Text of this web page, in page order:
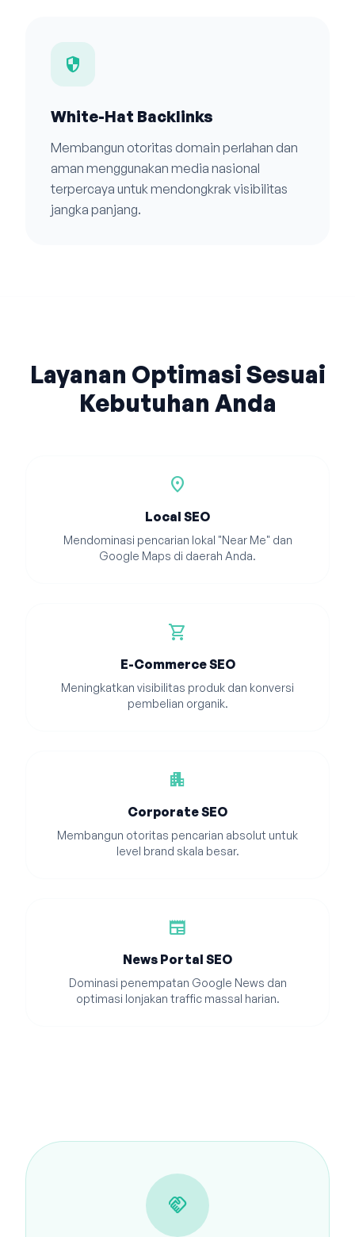
security
White-Hat Backlinks
Membangun otoritas domain perlahan dan
aman menggunakan media nasional
terpercaya untuk mendongkrak visibilitas
jangka panjang.
Layanan Optimasi Sesuai
Kebutuhan Anda
location_on
Local SEO
Mendominasi pencarian lokal "Near Me" dan
Google Maps di daerah Anda.
shopping_cart
E-Commerce SEO
Meningkatkan visibilitas produk dan konversi
pembelian organik.
apartment
Corporate SEO
Membangun otoritas pencarian absolut untuk
level brand skala besar.
newspaper
News Portal SEO
Dominasi penempatan Google News dan
optimasi lonjakan traffic massal harian.
handshake